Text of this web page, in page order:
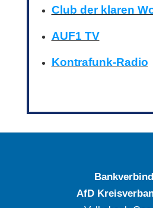
Club der klaren
AUF1 TV
Kontrafunk-Radio
AfD